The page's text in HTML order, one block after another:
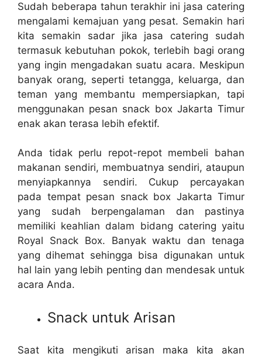
Sudah beberapa tahun terakhir ini jasa catering
mengalami kemajuan yang pesat. Semakin hari
kita semakin sadar jika jasa catering sudah
termasuk kebutuhan pokok, terlebih bagi orang
yang ingin mengadakan suatu acara. Meskipun
banyak orang, seperti tetangga, keluarga, dan
teman yang membantu mempersiapkan, tapi
menggunakan pesan snack box Jakarta Timur
enak akan terasa lebih efektif.
Anda tidak perlu repot-repot membeli bahan
makanan sendiri, membuatnya sendiri, ataupun
menyiapkannya sendiri. Cukup percayakan
pada tempat pesan snack box Jakarta Timur
yang sudah berpengalaman dan pastinya
memiliki keahlian dalam bidang catering yaitu
Royal Snack Box. Banyak waktu dan tenaga
yang dihemat sehingga bisa digunakan untuk
hal lain yang lebih penting dan mendesak untuk
acara Anda.
Snack untuk Arisan
Saat kita mengikuti arisan maka kita akan